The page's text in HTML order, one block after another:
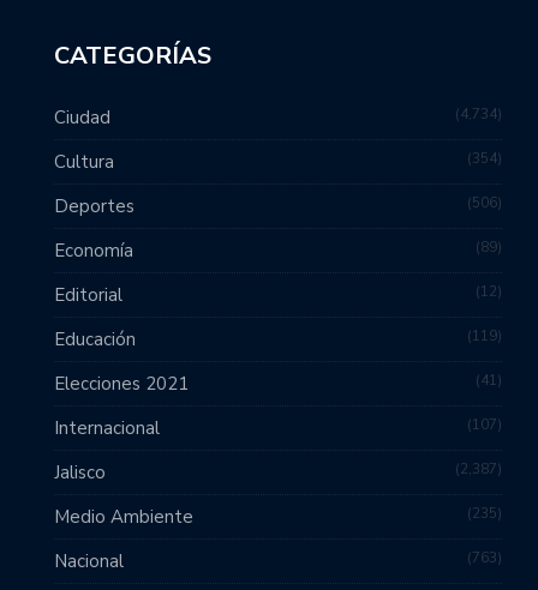
CATEGORÍAS
Ciudad 4,734
Cultura 354
Deportes 506
Economía 89
Editorial 12
Educación 119
Elecciones 2021 41
Internacional 107
Jalisco 2,387
Medio Ambiente 235
Nacional 763